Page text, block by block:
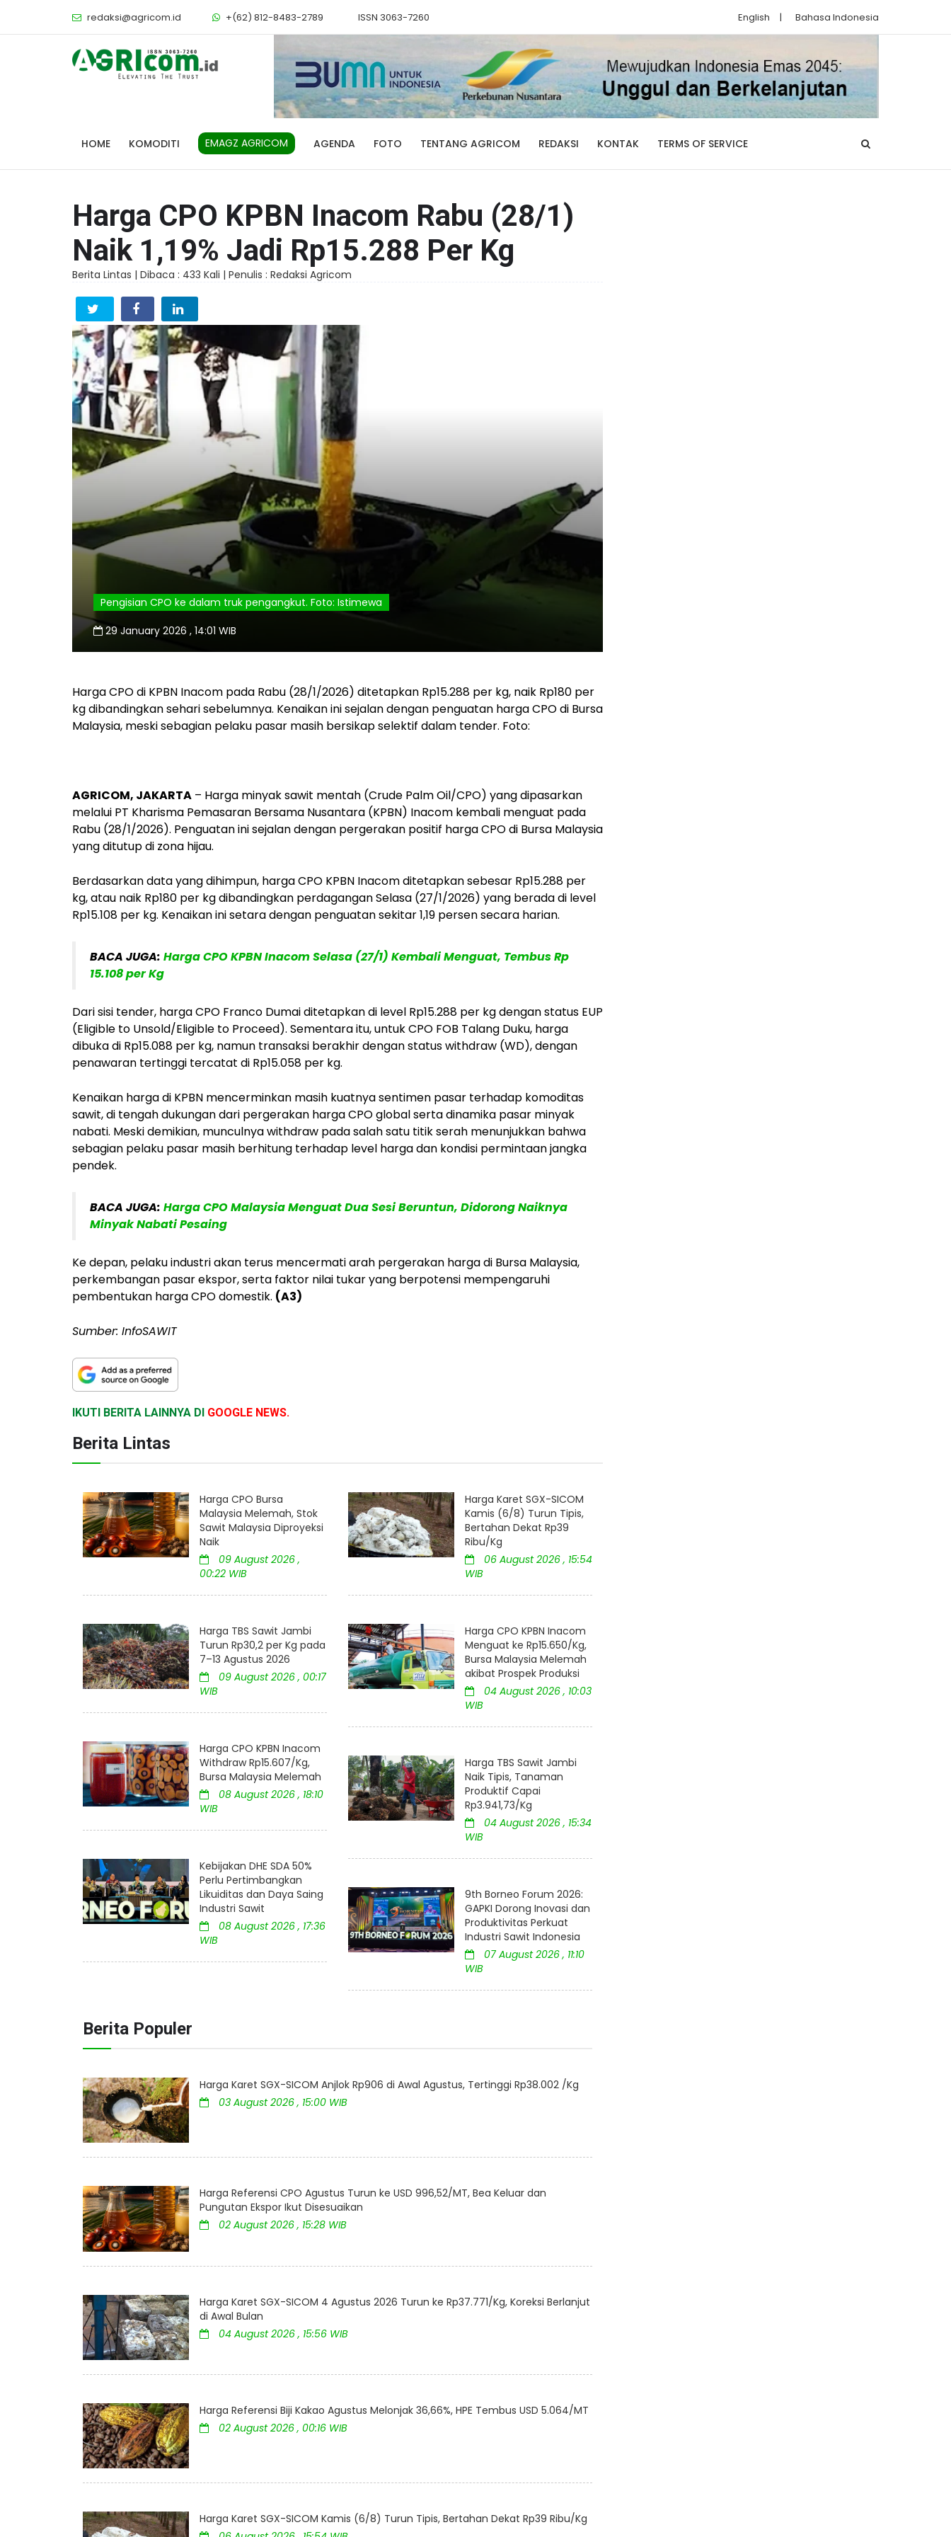
redaksi@agricom.id +(62) 812-8483-2789 ISSN 3063-7260 English | Bahasa Indonesia
HOME KOMODITI EMAGZ AGRICOM AGENDA FOTO TENTANG AGRICOM REDAKSI KONTAK TERMS OF SERVICE
Harga CPO KPBN Inacom Rabu (28/1)
Naik 1,19% Jadi Rp15.288 Per Kg
Berita Lintas | Dibaca : 433 Kali | Penulis : Redaksi Agricom
Pengisian CPO ke dalam truk pengangkut. Foto: Istimewa
29 January 2026 , 14:01 WIB
Harga CPO di KPBN Inacom pada Rabu (28/1/2026) ditetapkan Rp15.288 per kg, naik Rp180 per
kg dibandingkan sehari sebelumnya. Kenaikan ini sejalan dengan penguatan harga CPO di Bursa
Malaysia, meski sebagian pelaku pasar masih bersikap selektif dalam tender. Foto:
AGRICOM, JAKARTA – Harga minyak sawit mentah (Crude Palm Oil/CPO) yang dipasarkan
melalui PT Kharisma Pemasaran Bersama Nusantara (KPBN) Inacom kembali menguat pada
Rabu (28/1/2026). Penguatan ini sejalan dengan pergerakan positif harga CPO di Bursa Malaysia
yang ditutup di zona hijau.
Berdasarkan data yang dihimpun, harga CPO KPBN Inacom ditetapkan sebesar Rp15.288 per
kg, atau naik Rp180 per kg dibandingkan perdagangan Selasa (27/1/2026) yang berada di level
Rp15.108 per kg. Kenaikan ini setara dengan penguatan sekitar 1,19 persen secara harian.
BACA JUGA: Harga CPO KPBN Inacom Selasa (27/1) Kembali Menguat, Tembus Rp
15.108 per Kg
Dari sisi tender, harga CPO Franco Dumai ditetapkan di level Rp15.288 per kg dengan status EUP
(Eligible to Unsold/Eligible to Proceed). Sementara itu, untuk CPO FOB Talang Duku, harga
dibuka di Rp15.088 per kg, namun transaksi berakhir dengan status withdraw (WD), dengan
penawaran tertinggi tercatat di Rp15.058 per kg.
Kenaikan harga di KPBN mencerminkan masih kuatnya sentimen pasar terhadap komoditas
sawit, di tengah dukungan dari pergerakan harga CPO global serta dinamika pasar minyak
nabati. Meski demikian, munculnya withdraw pada salah satu titik serah menunjukkan bahwa
sebagian pelaku pasar masih berhitung terhadap level harga dan kondisi permintaan jangka
pendek.
BACA JUGA: Harga CPO Malaysia Menguat Dua Sesi Beruntun, Didorong Naiknya
Minyak Nabati Pesaing
Ke depan, pelaku industri akan terus mencermati arah pergerakan harga di Bursa Malaysia,
perkembangan pasar ekspor, serta faktor nilai tukar yang berpotensi mempengaruhi
pembentukan harga CPO domestik. (A3)
Sumber: InfoSAWIT
IKUTI BERITA LAINNYA DI GOOGLE NEWS.
Berita Lintas
Harga CPO Bursa
Malaysia Melemah, Stok
Sawit Malaysia Diproyeksi
Naik
09 August 2026 ,
00:22 WIB
Harga TBS Sawit Jambi
Turun Rp30,2 per Kg pada
7–13 Agustus 2026
09 August 2026 , 00:17
WIB
Harga CPO KPBN Inacom
Withdraw Rp15.607/Kg,
Bursa Malaysia Melemah
08 August 2026 , 18:10
WIB
Kebijakan DHE SDA 50%
Perlu Pertimbangkan
Likuiditas dan Daya Saing
Industri Sawit
08 August 2026 , 17:36
WIB
Harga Karet SGX-SICOM
Kamis (6/8) Turun Tipis,
Bertahan Dekat Rp39
Ribu/Kg
06 August 2026 , 15:54
WIB
Harga CPO KPBN Inacom
Menguat ke Rp15.650/Kg,
Bursa Malaysia Melemah
akibat Prospek Produksi
04 August 2026 , 10:03
WIB
Harga TBS Sawit Jambi
Naik Tipis, Tanaman
Produktif Capai
Rp3.941,73/Kg
04 August 2026 , 15:34
WIB
9th Borneo Forum 2026:
GAPKI Dorong Inovasi dan
Produktivitas Perkuat
Industri Sawit Indonesia
07 August 2026 , 11:10
WIB
Berita Populer
Harga Karet SGX-SICOM Anjlok Rp906 di Awal Agustus, Tertinggi Rp38.002 /Kg
03 August 2026 , 15:00 WIB
Harga Referensi CPO Agustus Turun ke USD 996,52/MT, Bea Keluar dan
Pungutan Ekspor Ikut Disesuaikan
02 August 2026 , 15:28 WIB
Harga Karet SGX-SICOM 4 Agustus 2026 Turun ke Rp37.771/Kg, Koreksi Berlanjut
di Awal Bulan
04 August 2026 , 15:56 WIB
Harga Referensi Biji Kakao Agustus Melonjak 36,66%, HPE Tembus USD 5.064/MT
02 August 2026 , 00:16 WIB
Harga Karet SGX-SICOM Kamis (6/8) Turun Tipis, Bertahan Dekat Rp39 Ribu/Kg